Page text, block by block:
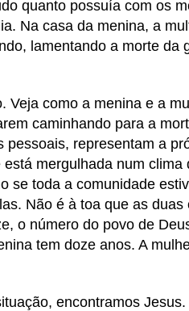
quanto possuía com os
Na casa da menina, a
lamentando a morte da
Veja como a menina e a
caminhando para a
pessoais, representam a
mergulhada num clima
se toda a comunidade
Não é à toa que as duas
o número do povo de
tem doze anos. A
encontramos